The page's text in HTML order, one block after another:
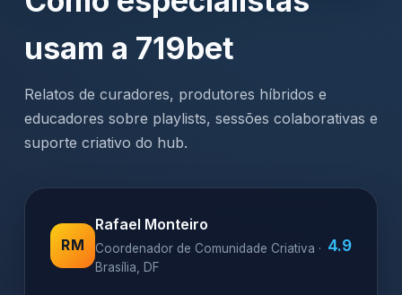
usam a 719bet
Relatos de curadores, produtores híbridos e
educadores sobre playlists, sessões colaborativas e
suporte criativo do hub.
RM
Rafael Monteiro
Coordenador de Comunidade Criativa ·
Brasília, DF
4.9